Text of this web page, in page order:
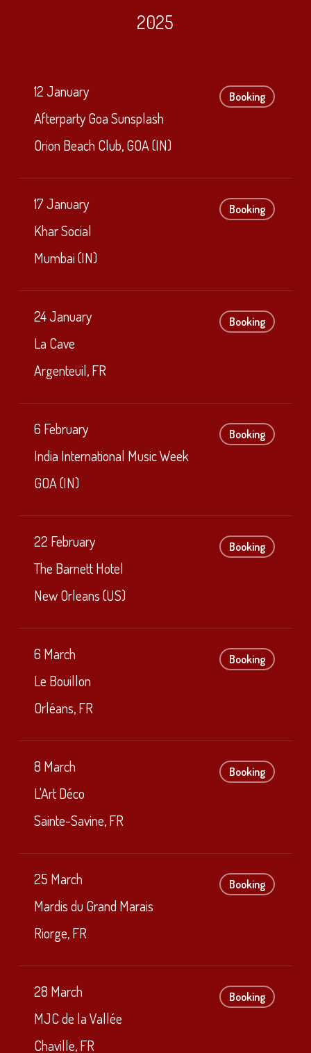
2025
12 January
Afterparty Goa Sunsplash
Orion Beach Club, GOA (IN)
Booking
17 January
Khar Social
Mumbai (IN)
Booking
24 January
La Cave
Argenteuil, FR
Booking
6 February
India International Music Week
GOA (IN)
Booking
22 February
The Barnett Hotel
New Orleans (US)
Booking
6 March
Le Bouillon
Orléans, FR
Booking
8 March
L'Art Déco
Sainte-Savine, FR
Booking
25 March
Mardis du Grand Marais
Riorge, FR
Booking
28 March
MJC de la Vallée
Chaville, FR
Booking